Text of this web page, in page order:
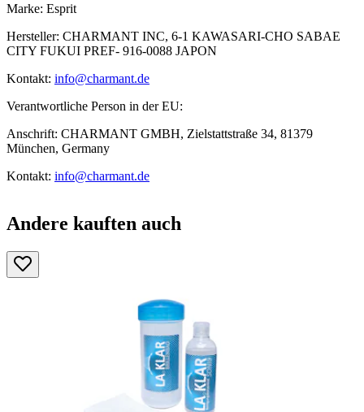
Marke: Esprit
Hersteller: CHARMANT INC, 6-1 KAWASARI-CHO SABAE
CITY FUKUI PREF- 916-0088 JAPON
Kontakt: info@charmant.de
Verantwortliche Person in der EU:
Anschrift: CHARMANT GMBH, Zielstattstraße 34, 81379
München, Germany
Kontakt: info@charmant.de
Andere kauften auch